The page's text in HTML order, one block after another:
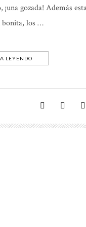
¡una gozada! Además
bonita, los …
LEYENDO